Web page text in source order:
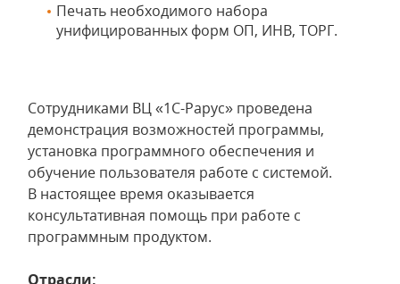
Печать необходимого набора
унифицированных форм ОП, ИНВ, ТОРГ.
Сотрудниками ВЦ «1С-Рарус» проведена
демонстрация возможностей программы,
установка программного обеспечения и
обучение пользователя работе с системой.
В настоящее время оказывается
консультативная помощь при работе с
программным продуктом.
Отрасли: